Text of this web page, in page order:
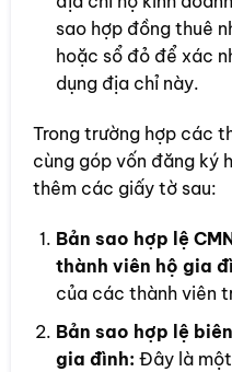
sao hợp đồng thuê
hoặc sổ đỏ để xác
dụng địa chỉ này.
Trong trường hợp các
cùng góp vốn đăng ký
thêm các giấy tờ sau:
Bản sao hợp lệ
thành viên hộ gia
của các thành viên
Bản sao hợp lệ
gia đình: Đây là